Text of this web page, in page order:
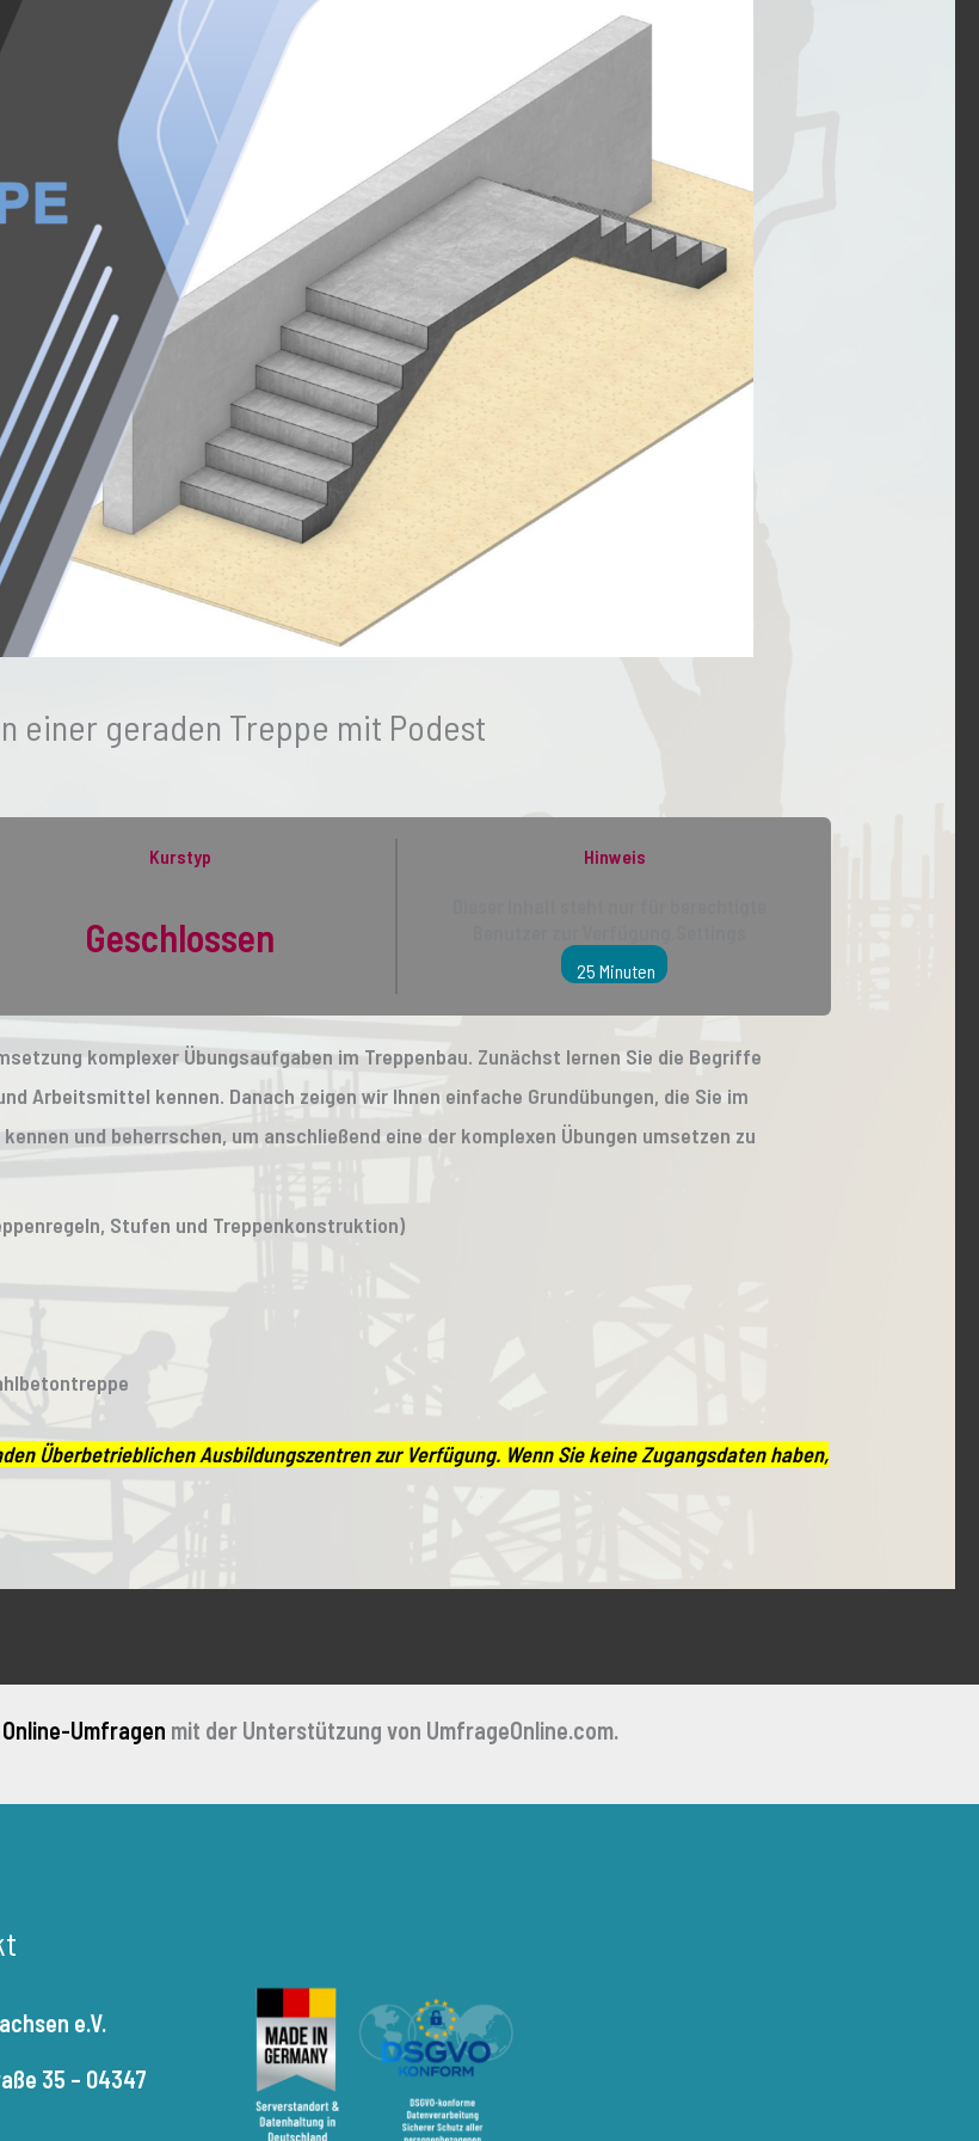
einer geraden Treppe mit Podest
Kurstyp
Geschlossen
Hinweis
25 Minuten
komplexer Übungsaufgaben im Treppenbau. Zunächst lernen Sie die Begriffe
Arbeitsmittel kennen. Danach zeigen wir Ihnen einfache Grundübungen, die Sie im
und beherrschen, um anschließend eine der komplexen Übungen umsetzen zu
Stufen und Treppenkonstruktion)
Überbetrieblichen Ausbildungszentren zur Verfügung. Wenn Sie keine Zugangsdaten haben,
Umfragen mit der Unterstützung von UmfrageOnline.com.
e.V.
35 – 04347